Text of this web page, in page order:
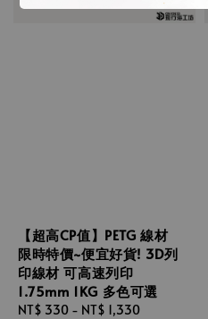
【超高CP值】PETG 線材
限時特價~便宜好貨! 3D列
印線材 可高速列印
1.75mm 1KG 多色可選
Regular
NT$ 330 - NT$ 1,330